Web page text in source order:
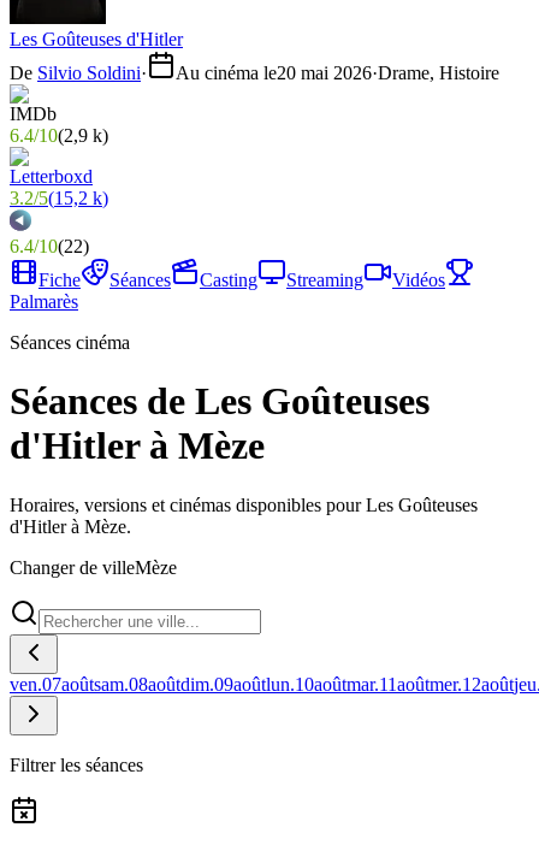
Les Goûteuses d'Hitler
De Silvio Soldini· Au cinéma le20 mai 2026·Drame, Histoire
6.4/10(2,9 k)
3.2/5(15,2 k)
6.4/10(22)
Fiche
Séances Casting Streaming
Vidéos
Palmarès
Séances cinéma
Séances de Les Goûteuses
d'Hitler à Mèze
Horaires, versions et cinémas disponibles pour Les Goûteuses
d'Hitler à Mèze.
Changer de villeMèze
ven.07aoûtsam.08aoûtdim.09aoûtlun.10aoûtmar.11aoûtmer.12août
Filtrer les séances